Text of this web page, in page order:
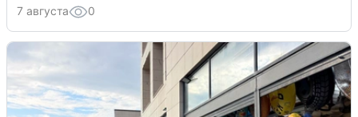
7 августа 0